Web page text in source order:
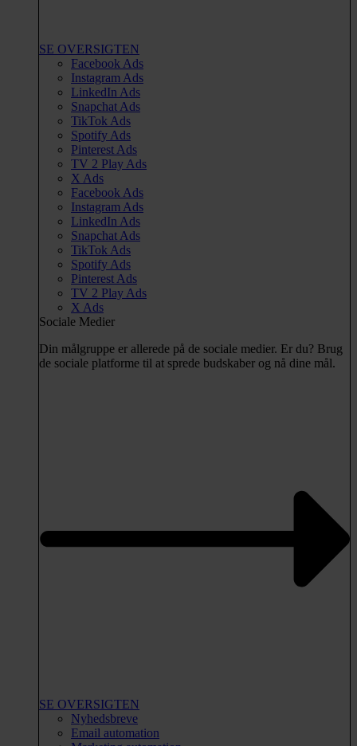
SE OVERSIGTEN
Facebook Ads
Instagram Ads
LinkedIn Ads
Snapchat Ads
TikTok Ads
Spotify Ads
Pinterest Ads
TV 2 Play Ads
X Ads
Facebook Ads
Instagram Ads
LinkedIn Ads
Snapchat Ads
TikTok Ads
Spotify Ads
Pinterest Ads
TV 2 Play Ads
X Ads
Sociale Medier
Din målgruppe er allerede på de sociale medier. Er du? Brug
de sociale platforme til at sprede budskaber og nå dine mål.
SE OVERSIGTEN
Nyhedsbreve
Email automation